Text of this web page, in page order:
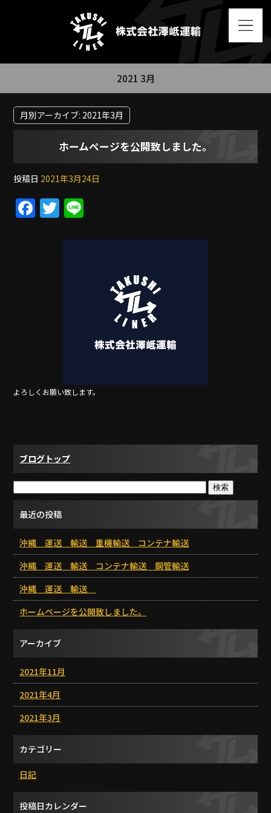
2021 3月
月別アーカイブ: 2021年3月
ホームページを公開致しました。
投稿日 2021年3月24日
F
a
T
w
itte
よろしくお願い致します。
ブログトップ
最近の投稿
沖縄 運送 輸送 重機輸送 コンテナ輸送
沖縄 運送 輸送 コンテナ輸送 鋼管輸送
沖縄 運送 輸送
ホームページを公開致しました。
アーカイブ
2021年11月
2021年4月
2021年3月
カテゴリー
日記
投稿日カレンダー